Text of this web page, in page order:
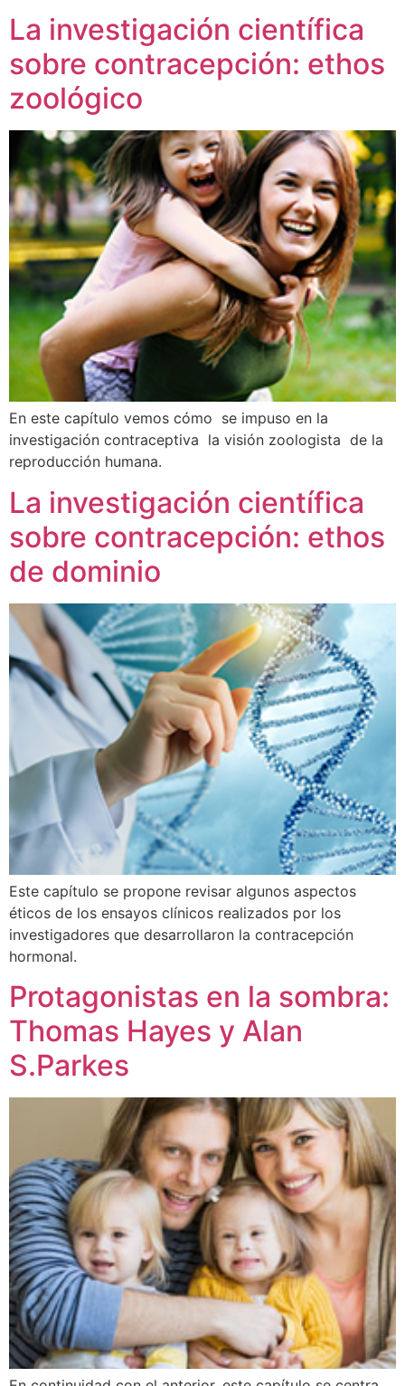
La investigación científica
sobre contracepción: ethos
zoológico
En este capítulo vemos cómo se impuso en la
investigación contraceptiva la visión zoologista de la
reproducción humana.
La investigación científica
sobre contracepción: ethos
de dominio
Este capítulo se propone revisar algunos aspectos
éticos de los ensayos clínicos realizados por los
investigadores que desarrollaron la contracepción
hormonal.
Protagonistas en la sombra:
Thomas Hayes y Alan
S.Parkes